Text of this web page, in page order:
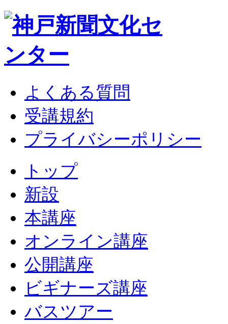
よくある質問
受講規約
プライバシーポリシー
トップ
新設
本講座
オンライン講座
公開講座
ビギナーズ講座
バスツアー